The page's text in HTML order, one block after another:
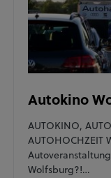
Autokino
AUTOKINO,
AUTOHOCHZEIT
Wolfsburg?!…